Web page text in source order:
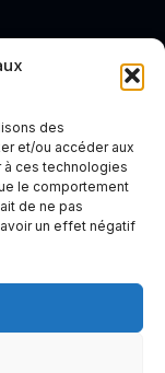
des
et/ou accéder aux
ces technologies
le comportement
de ne pas
un effet négatif